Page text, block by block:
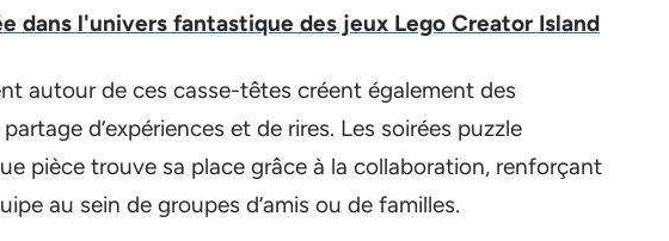
dans l'univers fantastique des jeux Lego Creator Island
autour de ces casse-têtes créent également des
d’expériences et de rires. Les soirées puzzle
pièce trouve sa place grâce à la collaboration, renforçant
au sein de groupes d’amis ou de familles.